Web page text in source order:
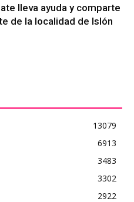
lleva ayuda y comparte
de la localidad de Islón
13079
6913
3483
3302
2922